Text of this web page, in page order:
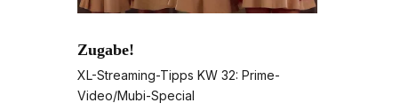
Zugabe!
XL-Streaming-Tipps KW 32: Prime-
Video/Mubi-Special